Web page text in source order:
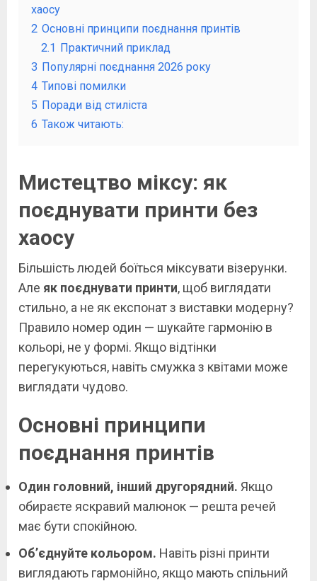
хаосу
2 Основні принципи поєднання принтів
2.1 Практичний приклад
3 Популярні поєднання 2026 року
4 Типові помилки
5 Поради від стиліста
6 Також читають:
Мистецтво міксу: як
поєднувати принти без
хаосу
Більшість людей боїться міксувати візерунки.
Але як поєднувати принти, щоб виглядати
стильно, а не як експонат з виставки модерну?
Правило номер один — шукайте гармонію в
кольорі, не у формі. Якщо відтінки
перегукуються, навіть смужка з квітами може
виглядати чудово.
Основні принципи
поєднання принтів
Один головний, інший другорядний. Якщо
обираєте яскравий малюнок — решта речей
має бути спокійною.
Об’єднуйте кольором. Навіть різні принти
виглядають гармонійно, якщо мають спільний